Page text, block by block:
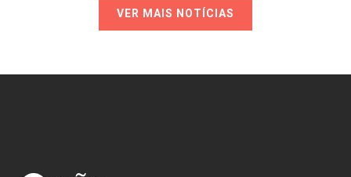
VER MAIS NOTÍCIAS